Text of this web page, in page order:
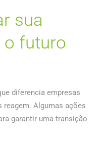
sua
o futuro
diferencia empresas
reagem. Algumas ações
garantir uma transição